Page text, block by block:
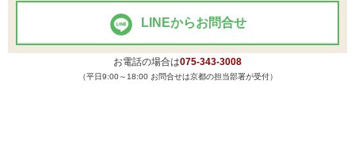
LINEからお問合せ
お電話の場合は075-343-3008
（平日9:00～18:00 お問合せは京都の担当部署が受付）